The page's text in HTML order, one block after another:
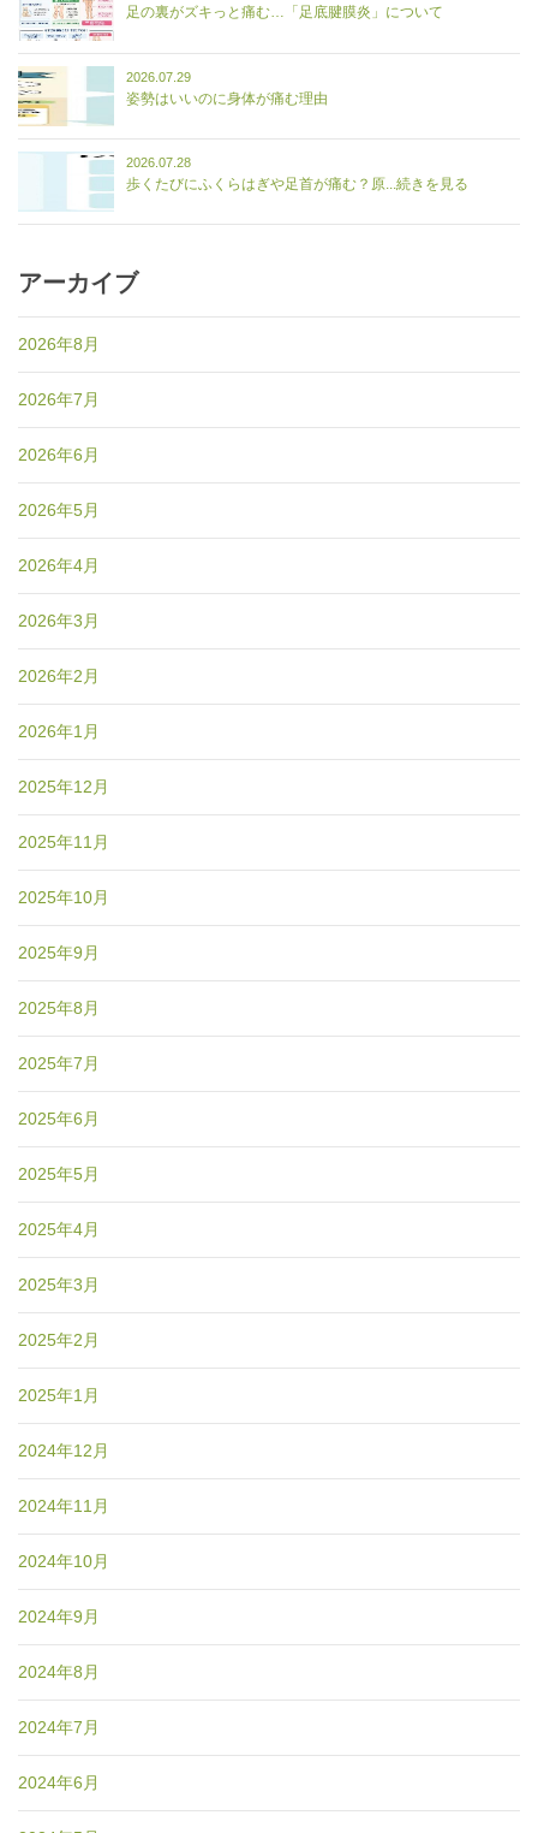
足の裏がズキっと痛む…「足底腱膜炎」について
2026.07.29
姿勢はいいのに身体が痛む理由
2026.07.28
歩くたびにふくらはぎや足首が痛む？原...続きを見る
アーカイブ
2026年8月
2026年7月
2026年6月
2026年5月
2026年4月
2026年3月
2026年2月
2026年1月
2025年12月
2025年11月
2025年10月
2025年9月
2025年8月
2025年7月
2025年6月
2025年5月
2025年4月
2025年3月
2025年2月
2025年1月
2024年12月
2024年11月
2024年10月
2024年9月
2024年8月
2024年7月
2024年6月